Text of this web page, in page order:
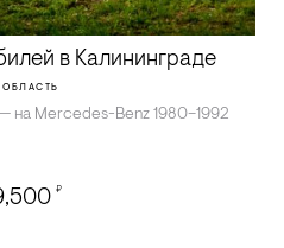
в Калининграде
ОБЛАСТЬ
на Mercedes-Benz 1980–1992
₽